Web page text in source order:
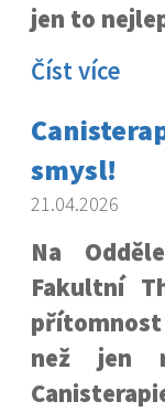
jen to
Číst více
smysl!
21.04.2026
Na
Fakultní
přítomnost
než jen